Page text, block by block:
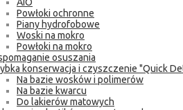
Powłoki ochronne
Piany hydrofobowe
Woski na mokro
Powłoki na mokro
osuszania
konserwacja i czyszczenie "Quick
Na bazie wosków i polimerów
Na bazie kwarcu
Do lakierów matowych